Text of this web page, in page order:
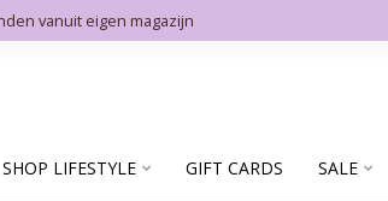
vanuit eigen magazijn
SHOP LIFESTYLE GIFT CARDS SALE